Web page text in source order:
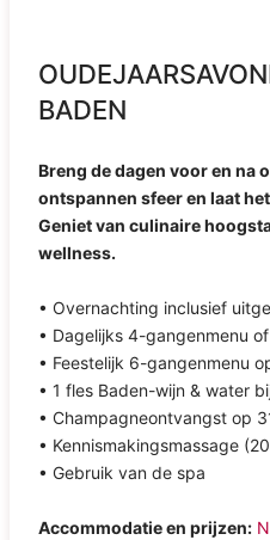
BADEN
Breng de dagen voor en na
ontspannen sfeer en laat
Geniet van culinaire
wellness.
• Overnachting inclusief
• Dagelijks 4-gangenmenu
• Feestelijk 6-gangenmenu
• 1 fles Baden-wijn & water
• Champagneontvangst op
• Kennismakingsmassage
• Gebruik van de spa
Accommodatie en prijzen: